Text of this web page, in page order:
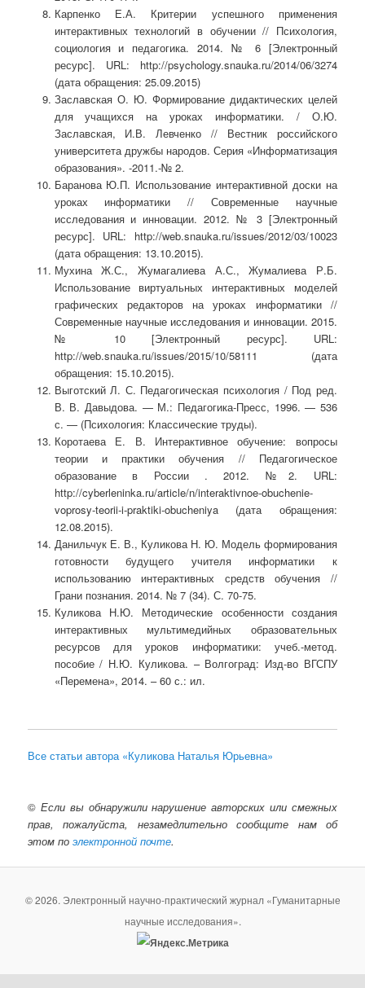
Карпенко Е.А. Критерии успешного применения
интерактивных технологий в обучении // Психология,
социология и педагогика. 2014. № 6 [Электронный
ресурс]. URL: http://psychology.snauka.ru/2014/06/3274
(дата обращения: 25.09.2015)
Заславская О. Ю. Формирование дидактических целей
для учащихся на уроках информатики. / О.Ю.
Заславская, И.В. Левченко // Вестник российского
университета дружбы народов. Серия «Информатизация
образования». -2011.-№ 2.
Баранова Ю.П. Использование интерактивной доски на
уроках информатики // Современные научные
исследования и инновации. 2012. № 3 [Электронный
ресурс]. URL: http://web.snauka.ru/issues/2012/03/10023
(дата обращения: 13.10.2015).
Мухина Ж.С., Жумагалиева А.С., Жумалиева Р.Б.
Использование виртуальных интерактивных моделей
графических редакторов на уроках информатики //
Современные научные исследования и инновации. 2015.
№ 10 [Электронный ресурс]. URL:
http://web.snauka.ru/issues/2015/10/58111 (дата
обращения: 15.10.2015).
Выготский Л. С. Педагогическая психология / Под ред.
В. В. Давыдова. — М.: Педагогика-Пресс, 1996. — 536
с. — (Психология: Классические труды).
Коротаева Е. В. Интерактивное обучение: вопросы
теории и практики обучения // Педагогическое
образование в России . 2012. №2. URL:
http://cyberleninka.ru/article/n/interaktivnoe-obuchenie-
voprosy-teorii-i-praktiki-obucheniya (дата обращения:
12.08.2015).
Данильчук Е. В., Куликова Н. Ю. Модель формирования
готовности будущего учителя информатики к
использованию интерактивных средств обучения //
Грани познания. 2014. № 7 (34). С. 70-75.
Куликова Н.Ю. Методические особенности создания
интерактивных мультимедийных образовательных
ресурсов для уроков информатики: учеб.-метод.
пособие / Н.Ю. Куликова. – Волгоград: Изд-во ВГСПУ
«Перемена», 2014. – 60 с.: ил.
Все статьи автора «Куликова Наталья Юрьевна»
© Если вы обнаружили нарушение авторских или смежных
прав, пожалуйста, незамедлительно сообщите нам об
этом поэлектронной почте.
© 2026. Электронный научно-практический журнал «Гуманитарные
научные исследования».